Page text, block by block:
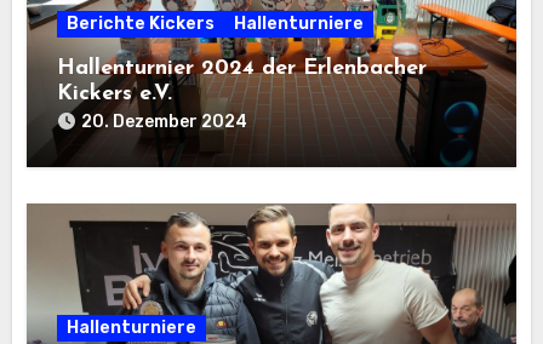
Berichte Kickers Hallenturniere
Hallenturnier 2024 der Erlenbacher
Kickers e.V.
20. Dezember 2024
Hallenturniere